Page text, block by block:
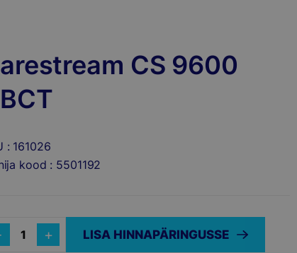
CS 9600
: 161026
kood : 5501192
LISA HINNAPÄRINGUSSE